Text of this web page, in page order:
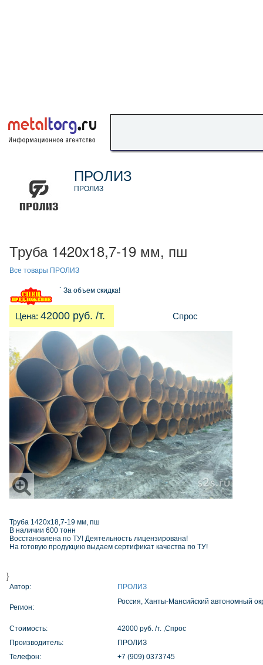
ПРОЛИЗ
ПРОЛИЗ
Труба 1420х18,7-19 мм, пш
Все товары ПРОЛИЗ
` За объем скидка!
Цена: 42000 руб. /т. Спрос
Труба 1420х18,7-19 мм, пш
В наличии 600 тонн
Восстановлена по ТУ! Деятельность лицензирована!
На готовую продукцию выдаем сертификат качества по ТУ!
}
Автор: ПРОЛИЗ
Регион:
Россия, Ханты-Мансийский автономный
Стоимость:
42000 руб. /т. ,Спрос
Производитель:
ПРОЛИЗ
Телефон:
+7 (909) 0373745